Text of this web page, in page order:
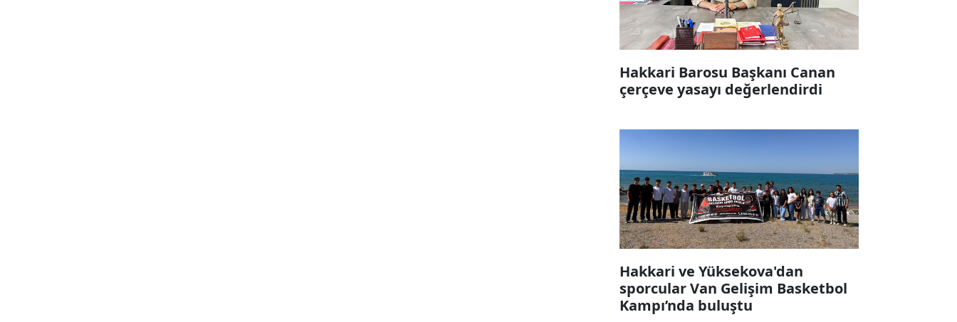
Hakkari Barosu Başkanı Canan
çerçeve yasayı değerlendirdi
Hakkari ve Yüksekova'dan
sporcular Van Gelişim Basketbol
Kampı’nda buluştu